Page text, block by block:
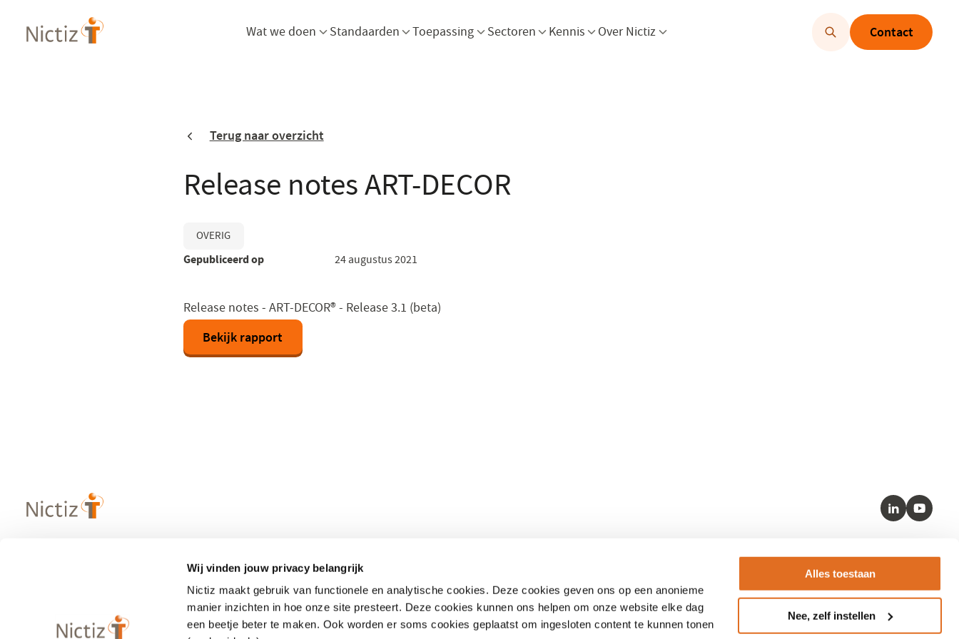
Wij vinden jouw privacy belangrijk
Nictiz maakt gebruik van functionele en analytische cookies. Deze cookies geven ons op een anonieme
manier inzichten in hoe onze site presteert. Deze cookies kunnen ons helpen om onze website elke dag
een beetje beter te maken. Ook worden er soms cookies geplaatst om ingesloten content te kunnen tonen
Alles toestaan
Nee, zelf instellen
en
Wat we doen Menu openen
Standaarden Menu openen
Toepassing Menu openen
Sectoren Menu openen
Kennis Menu openen
Over Nictiz Contact
Terug naar overzicht
Release notes ART-DECOR
OVERIG
Gepubliceerd op 24 augustus 2021
Release notes ‒ ART-DECOR® - Release 3.1 (beta)
Bekijk rapport
LinkedInYoutube
Populaire onderwerpen
– Informatiestandaarden
– Zibs
– Nationale bibliotheek(opent
– Kwalificatiecentrum
Kernstandaarden
– SNOMED